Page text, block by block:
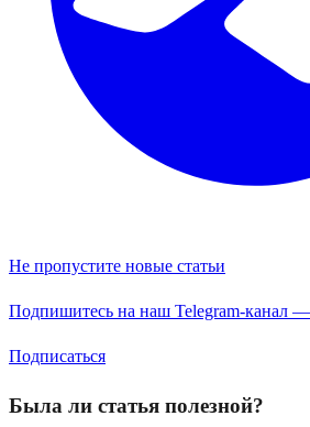
Не пропустите новые статьи
Подпишитесь на наш Telegram-канал —
Подписаться
Была ли статья полезной?